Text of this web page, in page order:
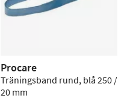
Procare
Träningsband rund, blå 250 /
20 mm